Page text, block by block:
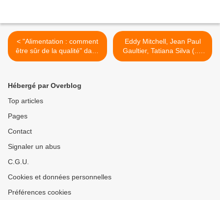
< "Alimentation : comment
être sûr de la qualité" dans
"Tout compte fait" ce
Eddy Mitchell, Jean Paul
Gaultier, Tatiana Silva (...)
invités de "Salut les terriens
Hébergé par Overblog
Top articles
Pages
Contact
Signaler un abus
C.G.U.
Cookies et données personnelles
Préférences cookies